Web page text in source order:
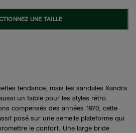
UNE TAILLE
tendance, mais les sandales Xandra
un faible pour les styles rétro.
compensés des années 1970, cette
posé sur une semelle plateforme qui
le confort. Une large bride